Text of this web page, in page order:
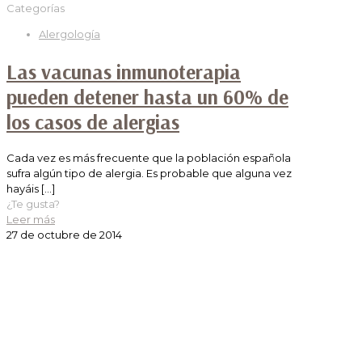
Categorías
Alergología
Las vacunas inmunoterapia
pueden detener hasta un 60% de
los casos de alergias
Cada vez es más frecuente que la población española
sufra algún tipo de alergia. Es probable que alguna vez
hayáis […]
¿Te gusta?
Leer más
27 de octubre de 2014